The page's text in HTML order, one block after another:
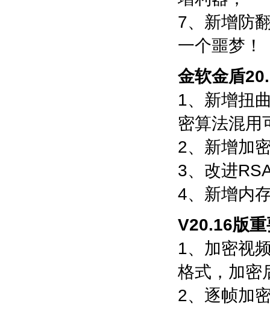
7、新增防
一个噩梦！
金软金盾
1、新增扭
密算法混用
2、新增加
3、改进
4、新增内
V20.16版
1、加密视
格式，加密
2、逐帧加